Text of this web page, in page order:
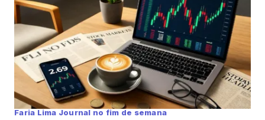
Huang, da Nvidia, […]
Faria Lima Journal no fim de semana